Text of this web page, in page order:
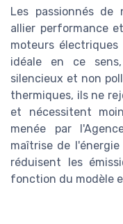
Les passionnés
allier performance
moteurs
idéale en ce
silencieux et non
thermiques, ils ne
et nécessitent
menée par
maîtrise de l'énergie
réduisent les
fonction du modèle